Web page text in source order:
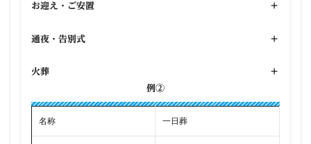
お迎え・ご安置 +
通夜・告別式 +
火葬
+
例②
名称 一日葬